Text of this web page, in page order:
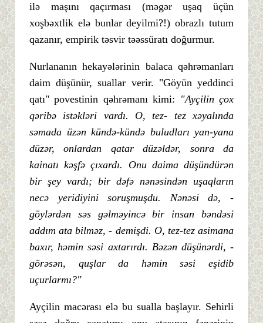
ilə maşını qaçırması (məgər uşaq üçün
xoşbəxtlik elə bunlar deyilmi?!) obrazlı tutum
qazanır, empirik təsvir təəssüratı doğurmur.
Nurlananın hekayələrinin balaca qəhrəmanları
daim düşünür, suallar verir. "Göyün yeddinci
qatı" povestinin qəhrəmanı kimi: "Ayçilin çox
qəribə istəkləri vardı. O, tez- tez xəyalında
səmada üzən kündə-kündə buludları yan-yana
düzər, onlardan qatar düzəldər, sonra da
kainatı kəşfə çıxardı. Onu daima düşündürən
bir şey vardı; bir dəfə nənəsindən uşaqların
necə yeridiyini soruşmuşdu. Nənəsi də, -
göylərdən səs gəlməyincə bir insan bəndəsi
addım ata bilməz, - demişdi. O, tez-tez asimana
baxır, həmin səsi axtarırdı. Bəzən düşünərdi, -
görəsən, quşlar da həmin səsi eşidib
uçurlarmı?"
Ayçilin macərası elə bu sualla başlayır. Sehirli